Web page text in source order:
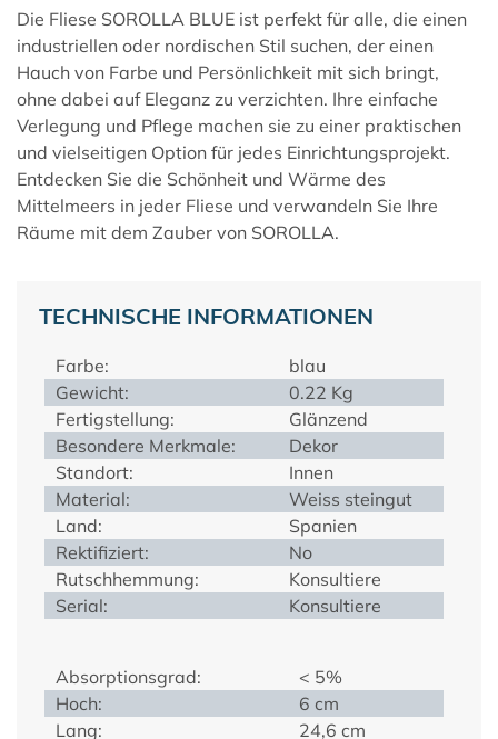
Die Fliese SOROLLA BLUE ist perfekt für alle, die einen
industriellen oder nordischen Stil suchen, der einen
Hauch von Farbe und Persönlichkeit mit sich bringt,
ohne dabei auf Eleganz zu verzichten. Ihre einfache
Verlegung und Pflege machen sie zu einer praktischen
und vielseitigen Option für jedes Einrichtungsprojekt.
Entdecken Sie die Schönheit und Wärme des
Mittelmeers in jeder Fliese und verwandeln Sie Ihre
Räume mit dem Zauber von SOROLLA.
TECHNISCHE INFORMATIONEN
Farbe:
blau
Gewicht:
0.22 Kg
Fertigstellung:
Glänzend
Besondere Merkmale:
Dekor
Standort:
Innen
Material:
Weiss steingut
Land:
Spanien
Rektifiziert:
No
Rutschhemmung:
Konsultiere
Serial:
Konsultiere
Absorptionsgrad:
< 5%
Hoch:
6 cm
Lang:
24,6 cm